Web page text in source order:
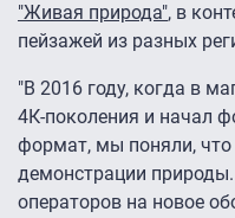
"Живая природа", в
пейзажей из разных
"В 2016 году, когда в
4К-поколения и начал
формат, мы поняли,
демонстрации
операторов на новое